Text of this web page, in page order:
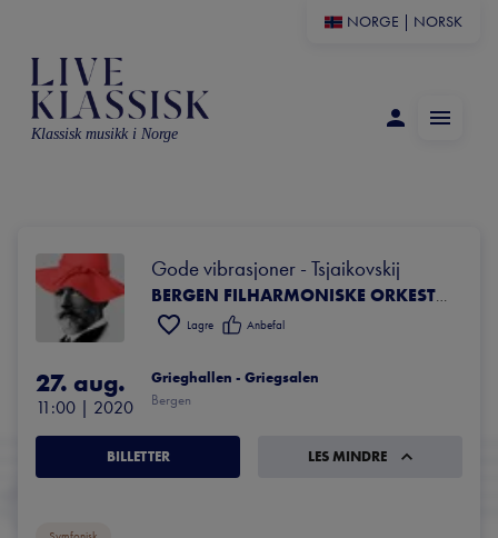
NORGE NORSK
Klassisk musikk i Norge
Gode vibrasjoner - Tsjaikovskij
BERGEN FILHARMONISKE ORKESTER
Lagre Anbefal
27. aug.
11:00 | 2020
Grieghallen - Griegsalen
Bergen
BILLETTER LES MINDRE